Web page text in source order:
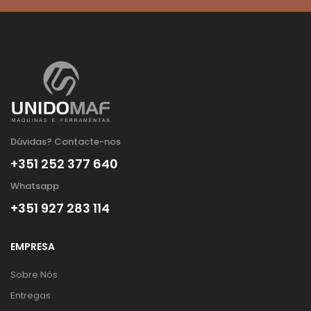
Dúvidas? Contacte-nos
+351 252 377 640
Whatsapp
+351 927 283 114
EMPRESA
Sobre Nós
Entregas